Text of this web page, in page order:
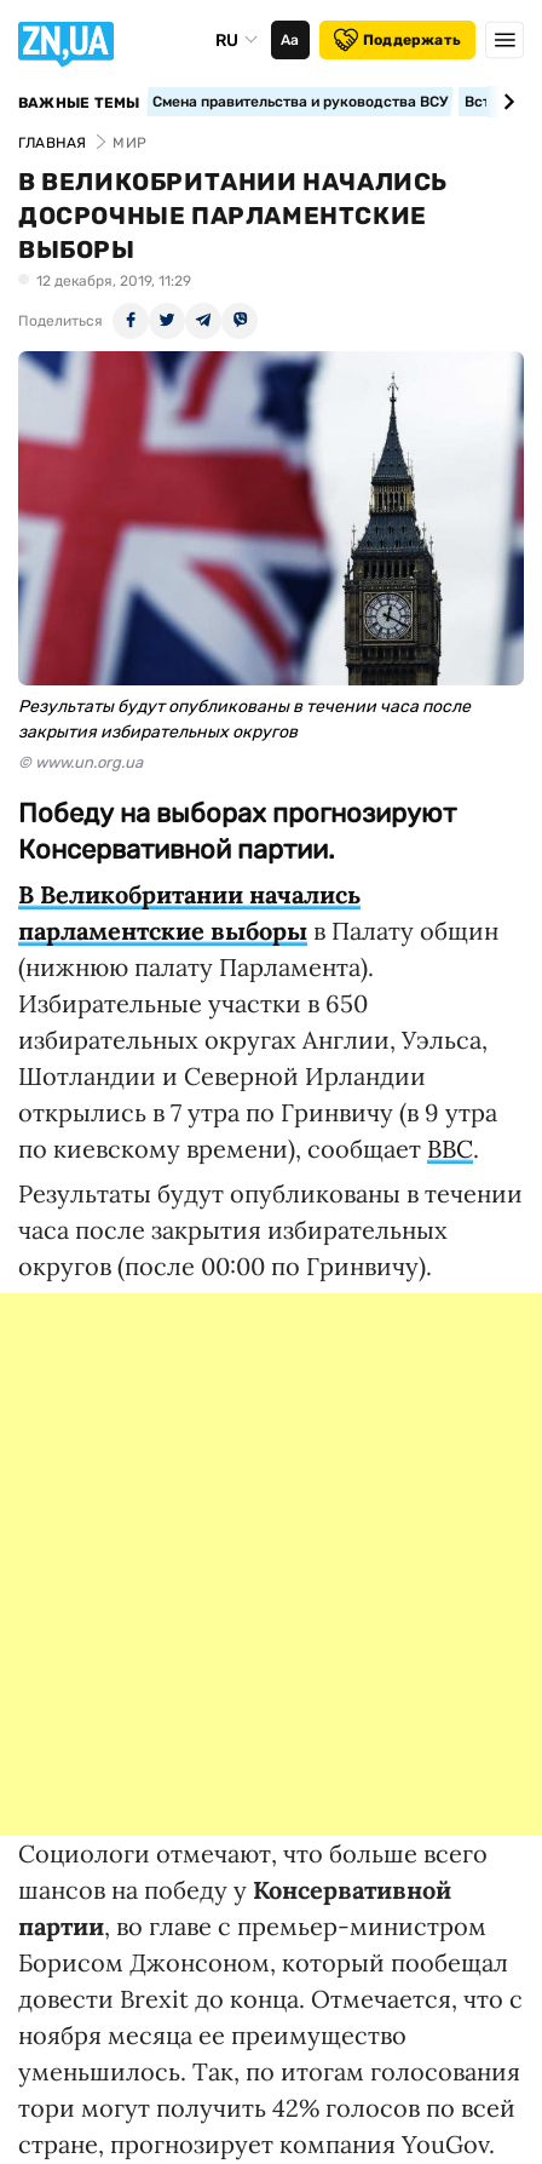
RU Аа Поддержать
ВАЖНЫЕ ТЕМЫ Смена правительства и руководства ВСУ
ГЛАВНАЯ МИР
В ВЕЛИКОБРИТАНИИ НАЧАЛИСЬ
ДОСРОЧНЫЕ ПАРЛАМЕНТСКИЕ
ВЫБОРЫ
12 декабря, 2019, 11:29
Поделиться
Результаты будут опубликованы в течении часа после
закрытия избирательных округов
© www.un.org.ua
Победу на выборах прогнозируют
Консервативной партии.
В Великобритании начались
парламентские выборы в Палату общин
(нижнюю палату Парламента).
Избирательные участки в 650
избирательных округах Англии, Уэльса,
Шотландии и Северной Ирландии
открылись в 7 утра по Гринвичу (в 9 утра
по киевскому времени), сообщает BBC.
Результаты будут опубликованы в течении
часа после закрытия избирательных
округов (после 00:00 по Гринвичу).
Социологи отмечают, что больше всего
шансов на победу у Консервативной
партии, во главе с премьер-министром
Борисом Джонсоном, который пообещал
довести Brexit до конца. Отмечается, что с
ноября месяца ее преимущество
уменьшилось. Так, по итогам голосования
тори могут получить 42% голосов по всей
стране, прогнозирует компания YouGov.